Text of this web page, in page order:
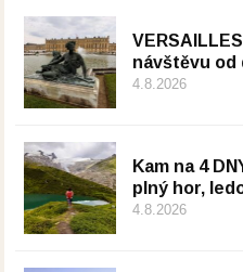
návštěvu od
4.8.2026
Kam na 4
plný hor,
4.8.2026